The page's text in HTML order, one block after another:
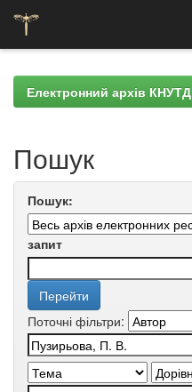
navigationЕлектронний архів КНУТД
Пошук
Пошук:
запит
Поточні фільтри: